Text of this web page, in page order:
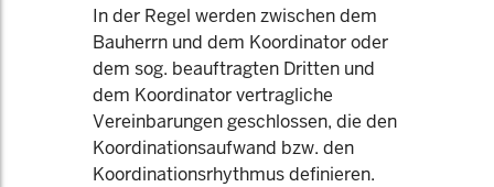
In der Regel werden zwischen dem
Bauherrn und dem Koordinator oder
dem sog. beauftragten Dritten und
dem Koordinator vertragliche
Vereinbarungen geschlossen, die den
Koordinationsaufwand bzw. den
Koordinationsrhythmus definieren.